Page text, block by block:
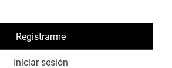
Registrarme
Iniciar sesión